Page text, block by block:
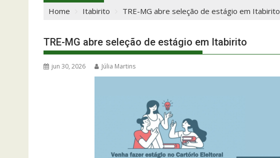
Home
Itabirito TRE-MG abre seleção de estágio em Itabirito
TRE-MG abre seleção de estágio em Itabirito
jun 30, 2026 Júlia Martins